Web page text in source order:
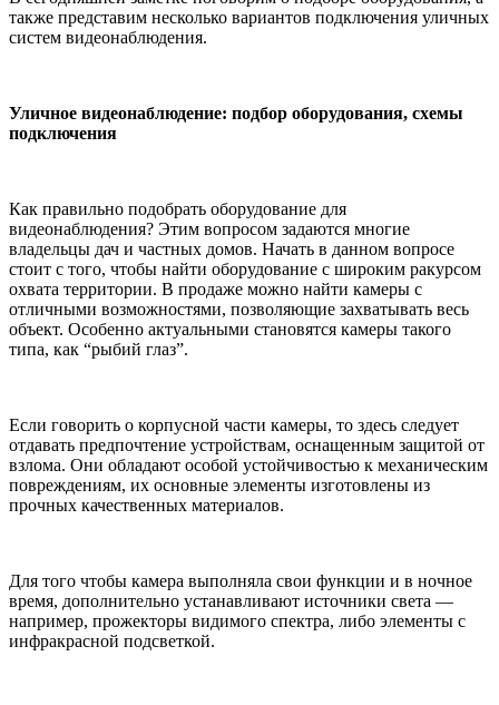
также представим несколько вариантов подключения уличных
систем видеонаблюдения.
Уличное видеонаблюдение: подбор оборудования, схемы
подключения
Как правильно подобрать оборудование для
видеонаблюдения? Этим вопросом задаются многие
владельцы дач и частных домов. Начать в данном вопросе
стоит с того, чтобы найти оборудование с широким ракурсом
охвата территории. В продаже можно найти камеры с
отличными возможностями, позволяющие захватывать весь
объект. Особенно актуальными становятся камеры такого
типа, как “рыбий глаз”.
Если говорить о корпусной части камеры, то здесь следует
отдавать предпочтение устройствам, оснащенным защитой от
взлома. Они обладают особой устойчивостью к механическим
повреждениям, их основные элементы изготовлены из
прочных качественных материалов.
Для того чтобы камера выполняла свои функции и в ночное
время, дополнительно устанавливают источники света —
например, прожекторы видимого спектра, либо элементы с
инфракрасной подсветкой.